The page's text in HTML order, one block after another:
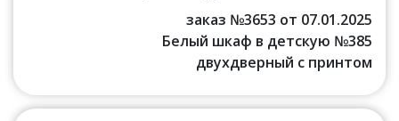
заказ №3653 от 07.01.2025
Белый шкаф в детскую №385
двухдверный с принтом